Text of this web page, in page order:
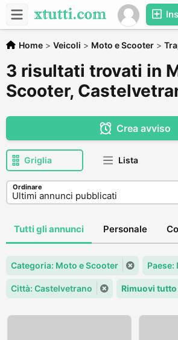
Home > Veicoli > Moto e Scooter >
3 risultati trovati in
Scooter,
Crea avviso
Griglia Lista
Ordinare
Tutti gli annunci Personale
Categoria: Moto e Scooter Paese:
Città: Castelvetrano Rimuovi tutto